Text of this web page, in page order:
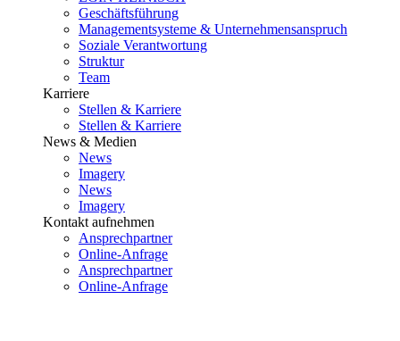
Geschäftsführung
Managementsysteme & Unternehmensanspruch
Soziale Verantwortung
Struktur
Team
Karriere
Stellen & Karriere
Stellen & Karriere
News & Medien
News
Imagery
News
Imagery
Kontakt aufnehmen
Ansprechpartner
Online-Anfrage
Ansprechpartner
Online-Anfrage